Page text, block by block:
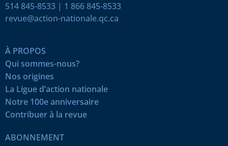
514 845-8533 | 1 866 845-8533
revue@action-nationale.qc.ca
À PROPOS
Qui sommes-nous?
Nos origines
La Ligue d’action nationale
Notre 100e anniversaire
Contribuer à la revue
ABONNEMENT